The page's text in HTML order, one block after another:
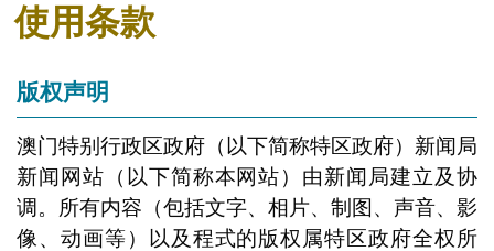
使用条款
版权声明
澳门特别行政区政府（以下简称特区政府）新闻局
新闻网站（以下简称本网站）由新闻局建立及协
调。所有内容（包括文字、相片、制图、声音、影
像、动画等）以及程式的版权属特区政府全权所